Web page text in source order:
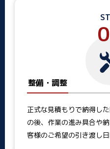
整備・調整
正式な見積もりで納得し
の後、作業の進み具合や
客様のご希望の引き渡し